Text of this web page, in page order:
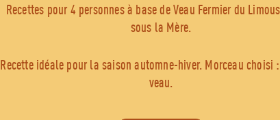
Recettes pour 4 personnes à base de Veau Fermier du
sous la Mère.
Recette idéale pour la saison automne-hiver. Morceau choisi
veau.